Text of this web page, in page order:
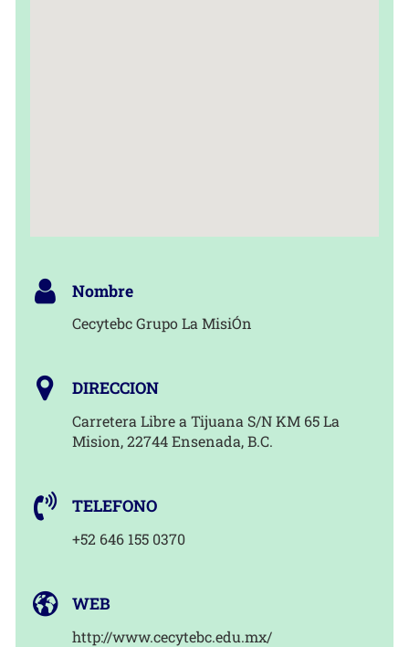
Nombre
Cecytebc Grupo La MisiÓn
DIRECCION
Carretera Libre a Tijuana S/N KM 65 La
Mision, 22744 Ensenada, B.C.
TELEFONO
+52 646 155 0370
WEB
http://www.cecytebc.edu.mx/